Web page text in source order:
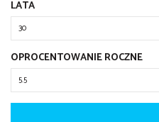
LATA
OPROCENTOWANIE ROCZNE